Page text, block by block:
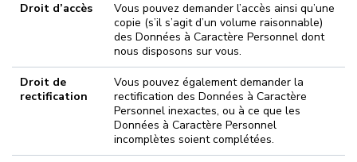
Droit d’accès
Vous pouvez demander l’accès ainsi qu’une
copie (s’il s’agit d’un volume raisonnable)
des Données à Caractère Personnel dont
nous disposons sur vous.
Droit de
rectification
Vous pouvez également demander la
rectification des Données à Caractère
Personnel inexactes, ou à ce que les
Données à Caractère Personnel
incomplètes soient complétées.